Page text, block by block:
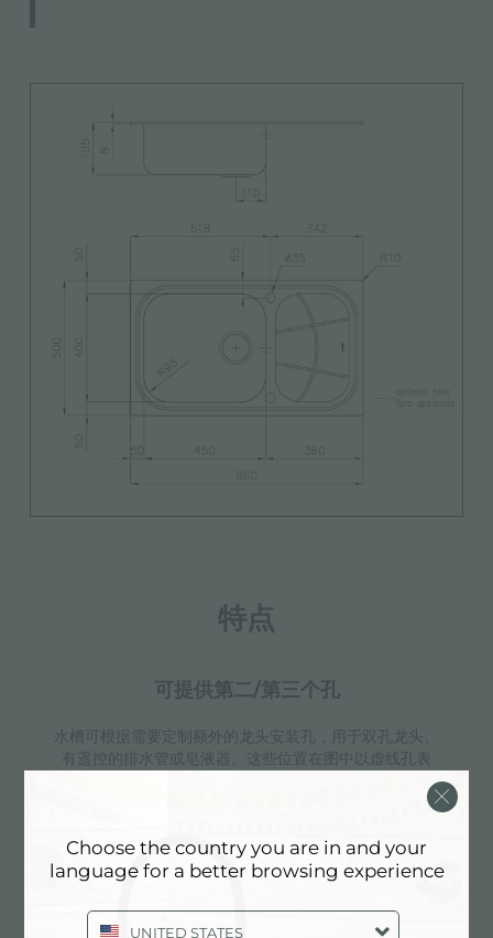
特点
可提供第二/第三个孔
水槽可根据需要定制额外的龙头安装孔，用于双孔龙头、
有遥控的排水管或皂液器。这些位置在图中以虚线孔表
3.5" 下水器提篮
Foster®水槽均配备了3.5”下水器，有可防止固体
Choose the country you are in and your
language for a better browsing experience
UNITED STATES